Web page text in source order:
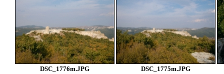
DSC_1776m.JPG DSC_1775m.JPG